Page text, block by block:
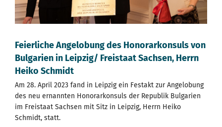
Feierliche Angelobung des Honorarkonsuls von
Bulgarien in Leipzig/ Freistaat Sachsen, Herrn
Heiko Schmidt
Am 28. April 2023 fand in Leipzig ein Festakt zur Angelobung
des neu ernannten Honorarkonsuls der Republik Bulgarien
im Freistaat Sachsen mit Sitz in Leipzig, Herrn Heiko
Schmidt, statt.